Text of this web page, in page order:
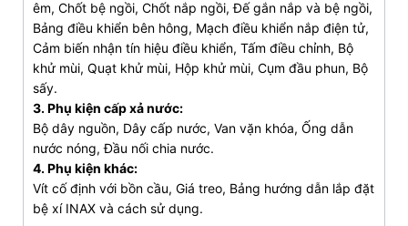
Nắp điện tử đa năng: Remote cầm tay, tích hợp
nhiều tính năng thông minh:
Chế độ rửa đại tiện, tiểu tiện kèm massage; Tự
vệ sinh vòi phun;
Điều chỉnh nhiệt độ nước và bệ ngồi với 6 cấp
độ;
Chức năng sấy ấm với 3 mức điều chỉnh;
Sưởi ấm bệ ngồi; Khử mùi tự động bằng than
hoạt tính.
êm, Chốt bệ ngồi, Chốt nắp ngồi, Đế gắn nắp và bệ ngồi,
Bảng điều khiển bên hông, Mạch điều khiển nắp điện tử,
Cảm biến nhận tín hiệu điều khiển, Tấm điều chỉnh, Bộ
khử mùi, Quạt khử mùi, Hộp khử mùi, Cụm đầu phun, Bộ
sấy.
3. Phụ kiện cấp xả nước:
Bộ dây nguồn, Dây cấp nước, Van vặn khóa, Ống dẫn
nước nóng, Đầu nối chia nước.
4. Phụ kiện khác:
Vít cố định với bồn cầu, Giá treo, Bảng hướng dẫn lắp đặt
bệ xí INAX và cách sử dụng.